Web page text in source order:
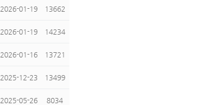
2026-01-19 13662
2026-01-19 14234
2026-01-16 13721
2025-12-23 13499
2025-05-26 8034